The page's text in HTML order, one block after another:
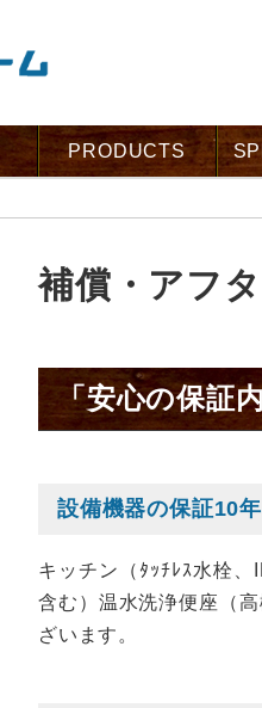
PRODUCTS
補償・アフ
「安心の保証
設備機器の保証10
キッチン（ﾀｯﾁﾚｽ水栓
含む）温水洗浄便座（
ざいます。